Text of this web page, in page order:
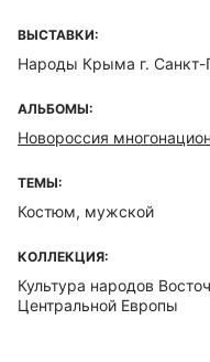
ВЫСТАВКИ:
Народы Крыма г. Санкт-
АЛЬБОМЫ:
Новороссия
ТЕМЫ:
Костюм, мужской
КОЛЛЕКЦИЯ:
Культура народов
Центральной Европы